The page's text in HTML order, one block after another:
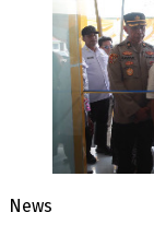
News